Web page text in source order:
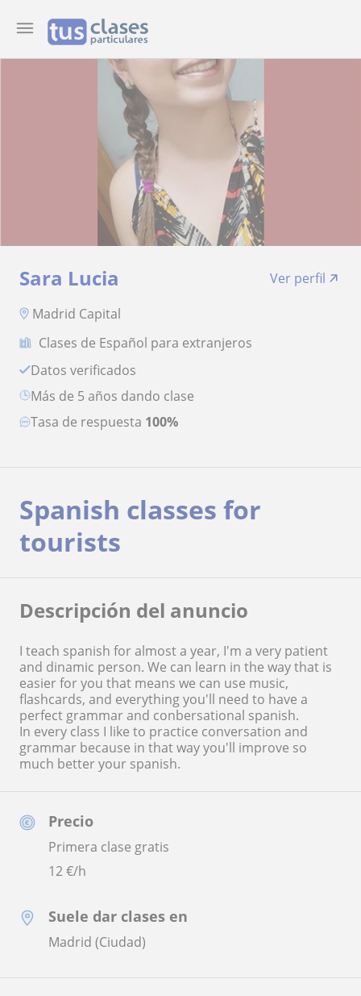
Sara Lucia
Ver perfil
Madrid Capital
Clases de Español para extranjeros
Datos verificados
más de 5 años dando clase
Tasa de respuesta 100%
Precio
Primera clase gratis
12€/h
Suele dar clases en
Madrid (Ciudad)
Spanish classes for
tourists
Descripción del anuncio
I teach spanish for almost a year, I'm a very patient
and dinamic person. We can learn in the way that is
easier for you that means we can use music,
flashcards, and everything you'll need to have a
perfect grammar and conbersational spanish.
In every class I like to practice conversation and
grammar because in that way you'll improve so
much better your spanish.